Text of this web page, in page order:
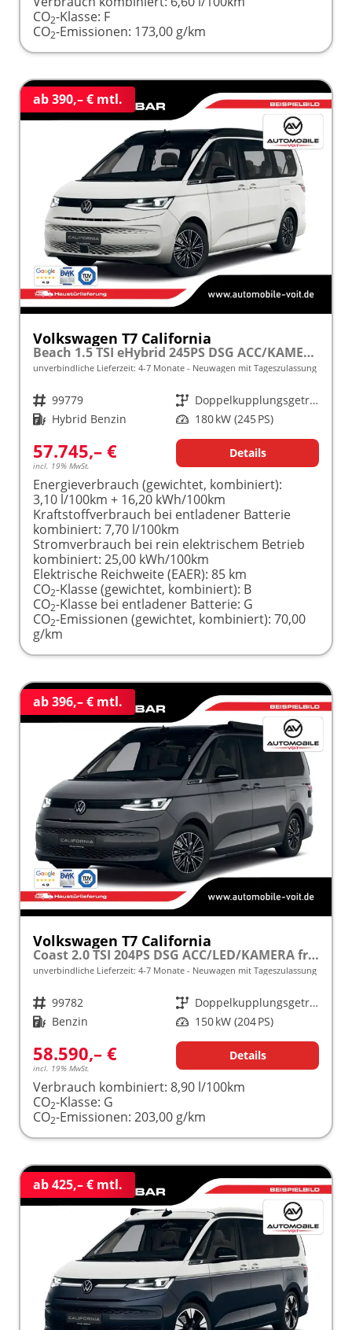
CO2-Klasse: F
CO2-Emissionen: 173,00 g/km
ab 390,– € mtl.
Volkswagen T7 California
Beach 1.5 TSI eHybrid 245PS DSG ACC/KAMERA/LED frei konfigurierbar!
unverbindliche Lieferzeit: 4-7 Monate Neuwagen mit Tageszulassung
Fahrzeugnr. 99779 Getriebe
Doppelkupplungsgetriebe (DSG)
Kraftstoff Hybrid Benzin Leistung 180 kW (245 PS)
57.745,– €
incl. 19% MwSt.
Details
Energieverbrauch (gewichtet, kombiniert):
3,10 l/100km + 16,20 kWh/100km
Kraftstoffverbrauch bei entladener Batterie
kombiniert: 7,70 l/100km
Stromverbrauch bei rein elektrischem Betrieb
kombiniert: 25,00 kWh/100km
Elektrische Reichweite (EAER): 85 km
CO2-Klasse (gewichtet, kombiniert): B
CO2-Klasse bei entladener Batterie: G
CO2-Emissionen (gewichtet, kombiniert): 70,00
g/km
ab 396,– € mtl.
Volkswagen T7 California
Coast 2.0 TSI 204PS DSG ACC/LED/KAMERA frei konfigurierbar!
unverbindliche Lieferzeit: 4-7 Monate Neuwagen mit Tageszulassung
Fahrzeugnr. 99782 Getriebe
Doppelkupplungsgetriebe (DSG)
Kraftstoff Benzin Leistung 150 kW (204 PS)
58.590,– €
incl. 19% MwSt.
Details
Verbrauch kombiniert: 8,90 l/100km
CO2-Klasse: G
CO2-Emissionen: 203,00 g/km
ab 425,– € mtl.